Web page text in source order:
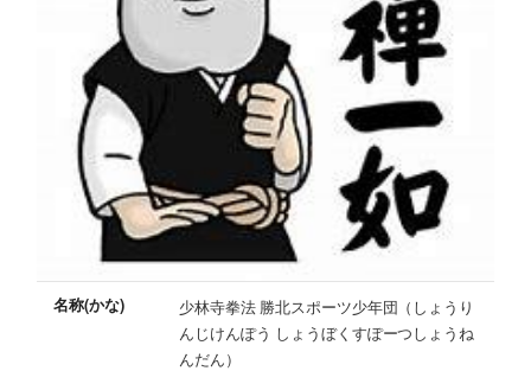
名称(かな)
少林寺拳法 勝北スポーツ少年団（しょうり
んじけんぽう しょうぼくすぽーつしょうね
んだん）